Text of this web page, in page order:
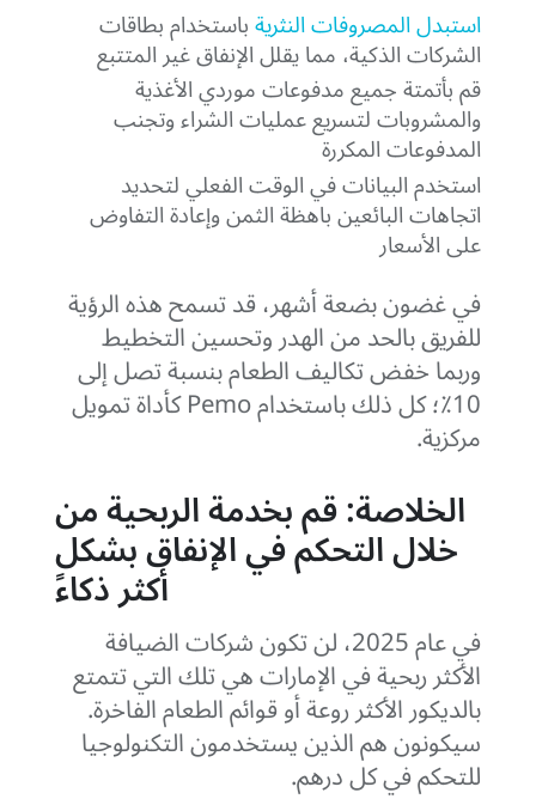
استبدل المصروفات النثريةباستخدام بطاقات
الشركات الذكية، مما يقلل الإنفاق غير المتتبع
قم بأتمتة جميع مدفوعات موردي الأغذية
والمشروبات لتسريع عمليات الشراء وتجنب
المدفوعات المكررة
استخدم البيانات في الوقت الفعلي لتحديد
اتجاهات البائعين باهظة الثمن وإعادة التفاوض
على الأسعار
في غضون بضعة أشهر، قد تسمح هذه الرؤية
للفريق بالحد من الهدر وتحسين التخطيط
وربما خفض تكاليف الطعام بنسبة تصل إلى
10٪؛ كل ذلك باستخدام Pemo كأداة تمويل
مركزية.
الخلاصة: قم بخدمة الربحية من
خلال التحكم في الإنفاق بشكل
أكثر ذكاءً
في عام 2025، لن تكون شركات الضيافة
الأكثر ربحية في الإمارات هي تلك التي تتمتع
بالديكور الأكثر روعة أو قوائم الطعام الفاخرة.
سيكونون هم الذين يستخدمون التكنولوجيا
للتحكم في كل درهم.